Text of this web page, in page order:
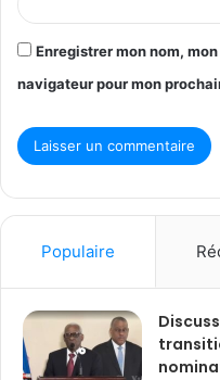
Enregistrer mon nom,
navigateur pour mon
Populaire